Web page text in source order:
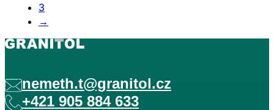
3
→
nemeth.t@granitol.cz
+421 905 884 633